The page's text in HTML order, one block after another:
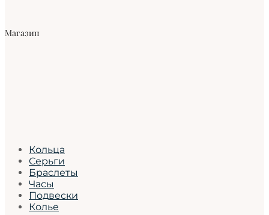
Магазин
Кольца
Серьги
Браслеты
Часы
Подвески
Колье